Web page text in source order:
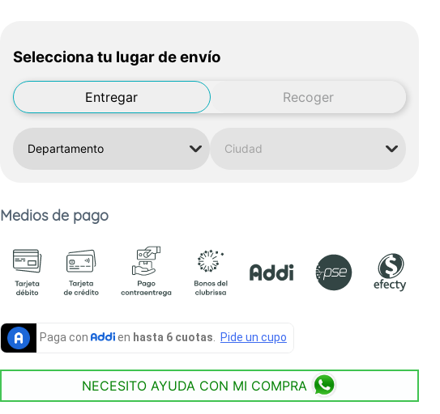
Selecciona tu lugar de envío
Entregar Recoger
Medios de pago
NECESITO AYUDA CON MI COMPRA